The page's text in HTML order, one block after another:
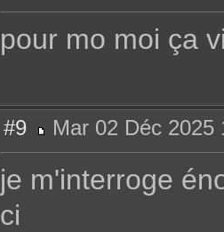
e
pour mo moi ça
#9
e
Mar 02 Déc 2025
je m'interroge
ci